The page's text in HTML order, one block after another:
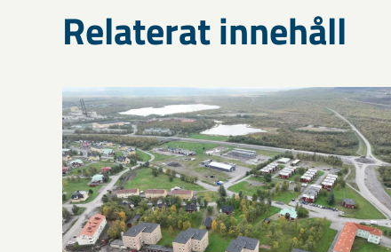
Relaterat innehåll